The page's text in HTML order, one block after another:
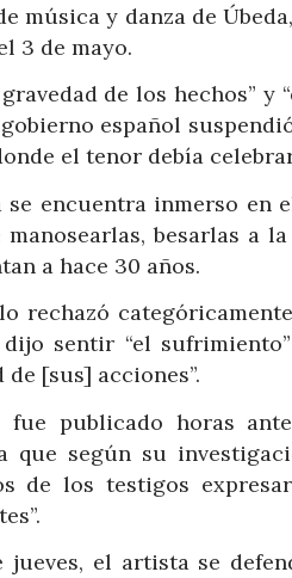
música y danza de
3 de mayo.
de los hechos” y
español
el tenor debía
encuentra inmerso en
besarlas a
a hace 30 años.
rechazó
sentir “el
[sus] acciones”.
publicado horas
que según su
de los testigos
jueves, el artista se